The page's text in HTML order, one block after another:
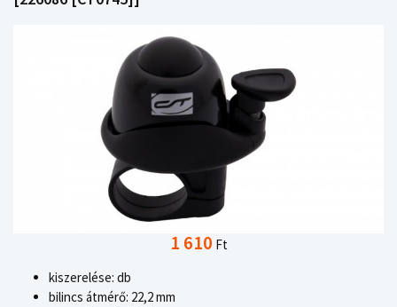
1 610 Ft
kiszerelése: db
bilincs átmérő: 22,2 mm